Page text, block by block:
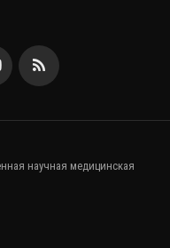
научная медицинская